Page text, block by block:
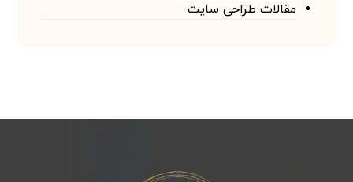
مقالات طراحی سایت